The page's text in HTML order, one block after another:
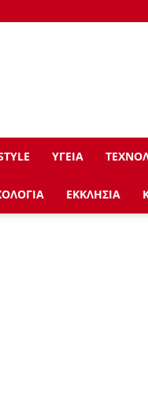
ΥΓΕΙΑ
ΕΚΚΛΗΣΙΑ